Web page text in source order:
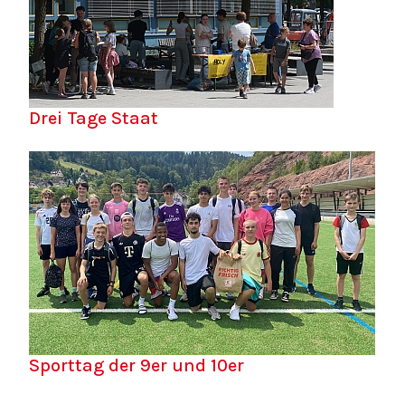
Drei Tage Staat
Sporttag der 9er und 10er